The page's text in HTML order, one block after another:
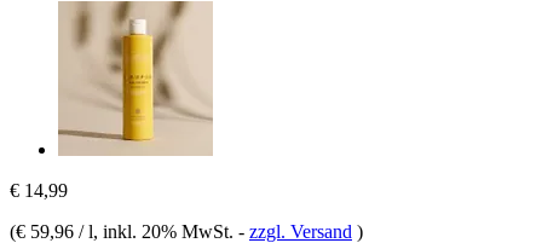
€ 14,99
(€ 59,96 / l, inkl. 20% MwSt. - zzgl. Versand )